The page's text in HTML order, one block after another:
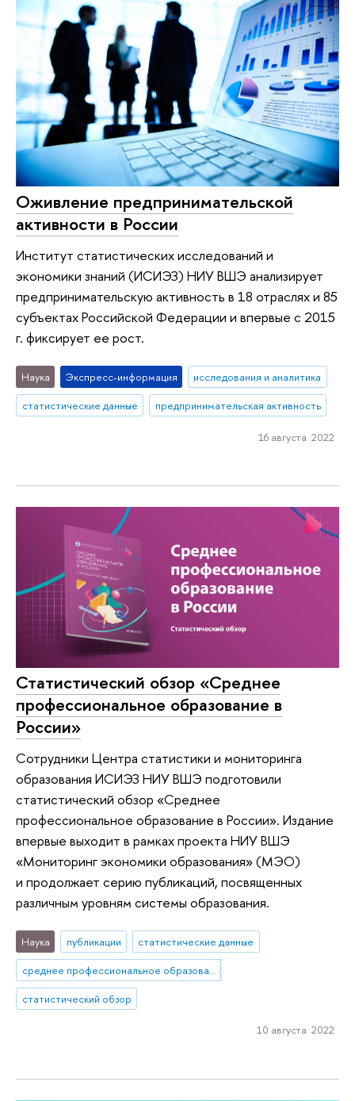
Оживление предпринимательской
активности в России
Институт статистических исследований и
экономики знаний (ИСИЭЗ) НИУ ВШЭ анализирует
предпринимательскую активность в 18 отраслях и 85
субъектах Российской Федерации и впервые с 2015
г. фиксирует ее рост.
Наука Экспресс-информация
исследования и аналитика
статистические данные
предпринимательская активность
16 августа 2022
Статистический обзор «Среднее
профессиональное образование в
России»
Сотрудники Центра статистики и мониторинга
образования ИСИЭЗ НИУ ВШЭ подготовили
статистический обзор «Среднее
профессиональное образование в России». Издание
впервые выходит в рамках проекта НИУ ВШЭ
«Мониторинг экономики образования» (МЭО)
и продолжает серию публикаций, посвященных
различным уровням системы образования.
Наука публикации
статистические данные
среднее профессиональное образование
статистический обзор
10 августа 2022